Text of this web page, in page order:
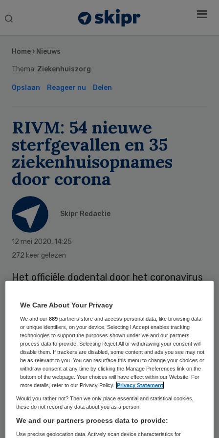
Search
Home › Nieuws
Thema: Ziekenhuiszorg
Opslaan Reageer nu Delen
RIVM: 54 nieuwe
sterfgevallen en 35
ziekenhuisopnames
door corona
Skipr Redactie
12 mei 2020, 14:25
272 keer gelezen
Het officiële dodental door het coronavirus
voor Volksgezondheid en Milieu (RIVM)
heeft in het afgelopen etmaal 54
sterfgevallen doorgekregen.
Het aantal gemelde sterfgevallen ligt op
dinsdag meestal wat hoger dan op andere
dagen. Dat komt doordat GGD’en de
Sidebar
We Care About Your Privacy
We and our889 partners store and access personal data, like browsing data
or unique identifiers, on your device. Selecting I Accept enables tracking
technologies to support the purposes shown under we and our partners
process data to provide. Selecting Reject All or withdrawing your consent will
disable them. If trackers are disabled, some content and ads you see may not
be as relevant to you. You can resurface this menu to change your choices or
withdraw consent at any time by clicking the Manage Preferences link on the
bottom of the webpage. Your choices will have effect within our Website. For
more details, refer to our Privacy Policy.
Privacy Statement
Would you rather not? Then we only place essential and statistical cookies,
these do not record any data about you as a person
We and our partners process data to provide:
Use precise geolocation data. Actively scan device characteristics for